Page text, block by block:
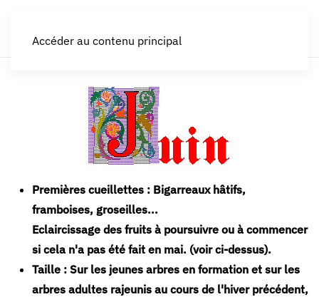
Accéder au contenu principal
Premières cueillettes : Bigarreaux hâtifs,
framboises, groseilles...
Eclaircissage des fruits à poursuivre ou à commencer
si cela n'a pas été fait en mai. (voir ci-dessus).
Taille : Sur les jeunes arbres en formation et sur les
arbres adultes rajeunis au cours de l'hiver précédent,